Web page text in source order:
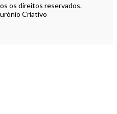
os direitos reservados.
Criativo